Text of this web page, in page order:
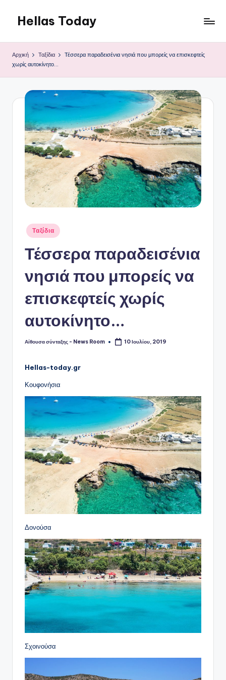
Μετάβαση
περιεχόμενο
Hellas Today
Αρχική Ταξίδια
Τέσσερα παραδεισένια νησιά που μπορείς να επισκεφτείς
χωρίς αυτοκίνητο…
Αναρτήθηκε
σε
Ταξίδια
Τέσσερα παραδεισένια
νησιά που μπορείς να
επισκεφτείς χωρίς
αυτοκίνητο…
Συγγραφέας:
Αίθουσα σύνταξης - News Room 10 Ιουλίου, 2019
Hellas-today.gr
Κουφονήσια
Δονούσα
Σχοινούσα